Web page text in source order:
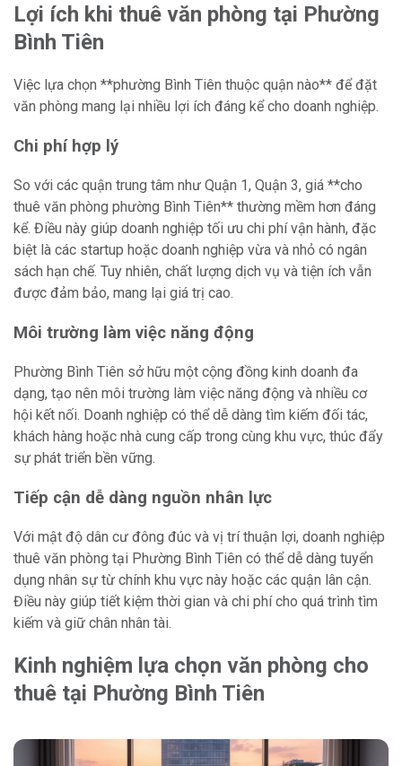
Lợi ích khi thuê văn phòng tại Phường
Bình Tiên
Việc lựa chọn **phường Bình Tiên thuộc quận nào** để đặt
văn phòng mang lại nhiều lợi ích đáng kể cho doanh nghiệp.
Chi phí hợp lý
So với các quận trung tâm như Quận 1, Quận 3, giá **cho
thuê văn phòng phường Bình Tiên** thường mềm hơn đáng
kể. Điều này giúp doanh nghiệp tối ưu chi phí vận hành, đặc
biệt là các startup hoặc doanh nghiệp vừa và nhỏ có ngân
sách hạn chế. Tuy nhiên, chất lượng dịch vụ và tiện ích vẫn
được đảm bảo, mang lại giá trị cao.
Môi trường làm việc năng động
Phường Bình Tiên sở hữu một cộng đồng kinh doanh đa
dạng, tạo nên môi trường làm việc năng động và nhiều cơ
hội kết nối. Doanh nghiệp có thể dễ dàng tìm kiếm đối tác,
khách hàng hoặc nhà cung cấp trong cùng khu vực, thúc đẩy
sự phát triển bền vững.
Tiếp cận dễ dàng nguồn nhân lực
Với mật độ dân cư đông đúc và vị trí thuận lợi, doanh nghiệp
thuê văn phòng tại Phường Bình Tiên có thể dễ dàng tuyển
dụng nhân sự từ chính khu vực này hoặc các quận lân cận.
Điều này giúp tiết kiệm thời gian và chi phí cho quá trình tìm
kiếm và giữ chân nhân tài.
Kinh nghiệm lựa chọn văn phòng cho
thuê tại Phường Bình Tiên